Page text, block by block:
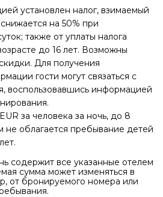
установлен налог, взимаемый
на 50% при
также от уплаты налога
до 16 лет. Возможны
Для получения
гости могут связаться с
воспользовавшись информацией
за человека за ночь, до 8
не облагается пребывание детей
содержит все указанные отелем
сумма может изменяться в
от бронируемого номера или